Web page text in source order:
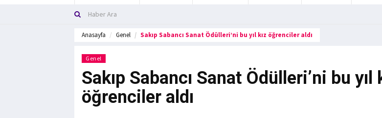
Anasayfa Genel Sakıp Sabancı Sanat Ödülleri’ni bu yıl kız öğrenciler aldı
Genel
Sakıp Sabancı Sanat Ödülleri’ni bu yıl
öğrenciler aldı